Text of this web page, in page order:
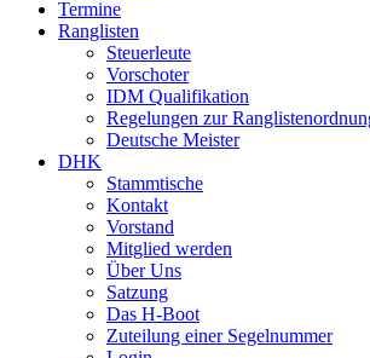
Termine
Ranglisten
Steuerleute
Vorschoter
IDM Qualifikation
Regelungen zur
Deutsche Meister
DHK
Stammtische
Kontakt
Vorstand
Mitglied werden
Über Uns
Satzung
Das H-Boot
Zuteilung einer Segelnummer